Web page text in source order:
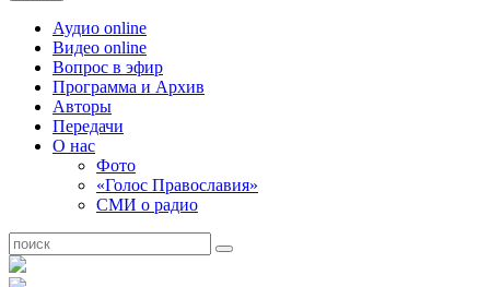
Аудио online
Видео online
Вопрос в эфир
Программа и Архив
Авторы
Передачи
О нас
Фото
«Голос Православия»
СМИ о радио